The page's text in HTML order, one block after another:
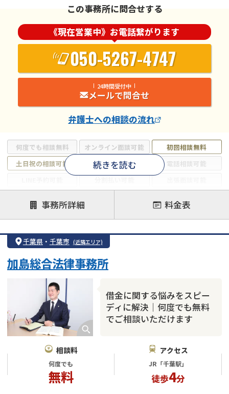
何度でも相談無料 オンライン面談可能
初回相談無料
土日祝の相談可能
19時以降電話可能
電話相談可能
借金返済相談・交渉
自己破産
任意整理
個人再生
時効援用
会社破産・法人破産
住宅ローン
カードローン
続きを読む
この事務所に問合せする
《現在営業中》お電話繋がります
050-5267-4747
24時間受付中
メールで問合せ
弁護士への相談の流れ
事務所詳細 料金表
千葉県 ・ 千葉市 (近隣エリア)
借金に関する悩みをスピー
ディに解決｜何度でも無料
でご相談いただけます
加島総合法律事務所
相談料
何度でも
無料
アクセス
JR「千葉駅」
徒歩4分